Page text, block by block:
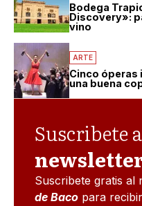
Bodega
Discovery»:
vino
ARTE
Cinco
una buena
Suscribete
Suscribete gratis al
de Baco para